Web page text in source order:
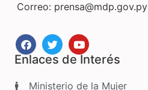
Correo: prensa@mdp.gov.py
Enlaces de Interés
Ministerio de la Mujer